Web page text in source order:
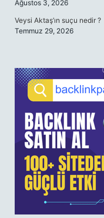
Ağustos 3, 2026
Veysi Aktaş’ın suçu nedir ?
Temmuz 29, 2026